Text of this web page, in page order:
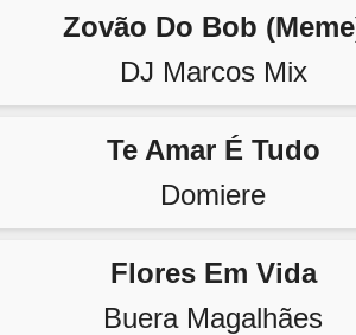
Zovão Do Bob
DJ Marcos Mix
Te Amar É Tudo
Domiere
Flores Em Vida
Buera Magalhães